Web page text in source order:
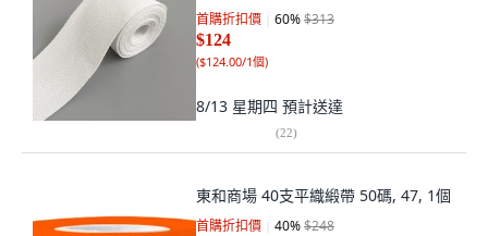
首購折扣價 60%$313
$124
($124.00/1個)
8/13 星期四 預計送達
(22)
東和商場 40支平織緞帶 50碼, 47, 1個
首購折扣價 40%$248